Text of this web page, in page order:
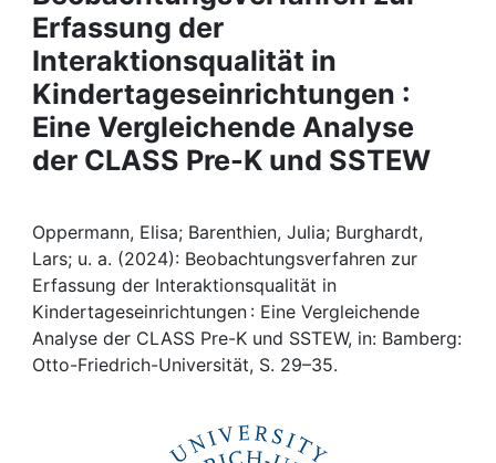
People
Institutions
Awards
Help
Erfassung der
Interaktionsqualität in
Kindertageseinrichtungen :
Eine Vergleichende Analyse
der CLASS Pre-K und SSTEW
Oppermann, Elisa; Barenthien, Julia; Burghardt,
Lars; u. a. (2024): Beobachtungsverfahren zur
Erfassung der Interaktionsqualität in
Kindertageseinrichtungen : Eine Vergleichende
Analyse der CLASS Pre-K und SSTEW, in: Bamberg:
Otto-Friedrich-Universität, S. 29–35.